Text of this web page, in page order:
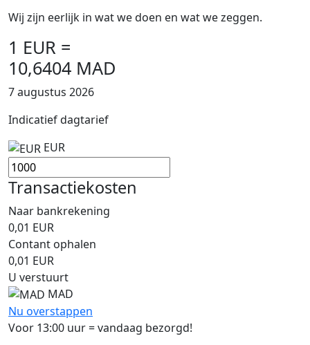
Wij zijn eerlijk in wat we doen en wat we zeggen.
1 EUR =
10,6404 MAD
7 augustus 2026
Indicatief dagtarief
EUR
Transactiekosten
Naar bankrekening
0,01 EUR
Contant ophalen
0,01 EUR
U verstuurt
MAD
Nu overstappen
Voor 13:00 uur = vandaag bezorgd!